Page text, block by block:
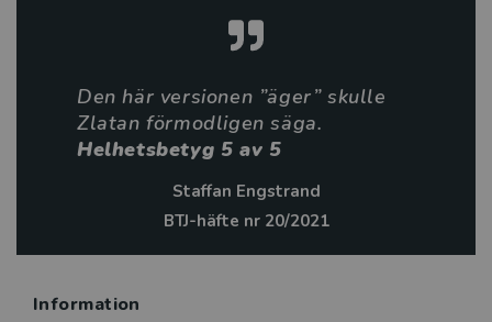
Den här versionen ”äger” skulle
Zlatan förmodligen säga.
Helhetsbetyg 5 av 5
Staffan Engstrand
BTJ-häfte nr 20/2021
Information